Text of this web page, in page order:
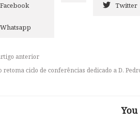
Facebook Twitter
Whatsapp
anterior
retoma ciclo de conferências dedicado a D.